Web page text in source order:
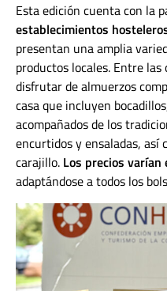
Esta edición cuenta con la
establecimientos
presentan una amplia
productos locales. Entre
disfrutar de almuerzos
casa que incluyen
acompañados de los
encurtidos y ensaladas, así
carajillo. Los precios
adaptándose a todos los